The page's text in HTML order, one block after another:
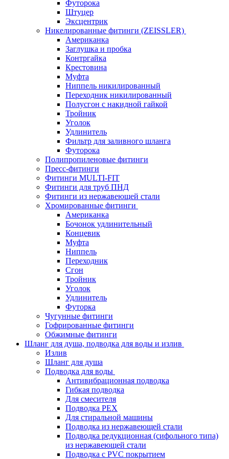
Футорока
Штуцер
Эксцентрик
Никелированные фитинги (ZEISSLER)
Американка
Заглушка и пробка
Контргайка
Крестовина
Муфта
Ниппель никилированный
Переходник никилированный
Полусгон с накидной гайкой
Тройник
Уголок
Удлинитель
Фильтр для заливного шланга
Футорока
Полипропиленовые фитинги
Пресс-фитинги
Фитинги MULTI-FIT
Фитинги для труб ПНД
Фитинги из нержавеющей стали
Хромированные фитинги
Американка
Бочонок удлинительный
Концевик
Муфта
Ниппель
Переходник
Сгон
Тройник
Уголок
Удлинитель
Футорка
Чугунные фитинги
Гофрированные фитинги
Обжимные фитинги
Шланг для душа, подводка для воды и излив
Излив
Шланг для душа
Подводка для воды
Антивибрационная подводка
Гибкая подводка
Для смесителя
Подводка PEX
Для стиральной машины
Подводка из нержавеющей стали
Подводка редукционная (сифольного типа)
из нержавеющей стали
Подводка с PVC покрытием